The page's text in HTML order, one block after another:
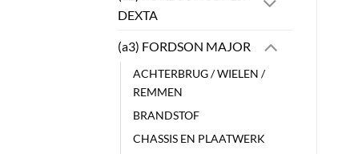
DEXTA
(a3) FORDSON MAJOR
ACHTERBRUG / WIELEN /
REMMEN
BRANDSTOF
CHASSIS EN PLAATWERK